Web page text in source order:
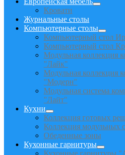
Кровати
Журнальные столы
Компьютерные столы
Компьютерный стол
Компьютерный стол
Модульная коллекция
"Лайк"
Модульная коллекция
"Модерн"
Модульная система
"Лайт"
Кухни
Коллекция готовых
Коллекция модульных
Обеденные зоны
Кухонные гарнитуры
Кухонные гарнитуры